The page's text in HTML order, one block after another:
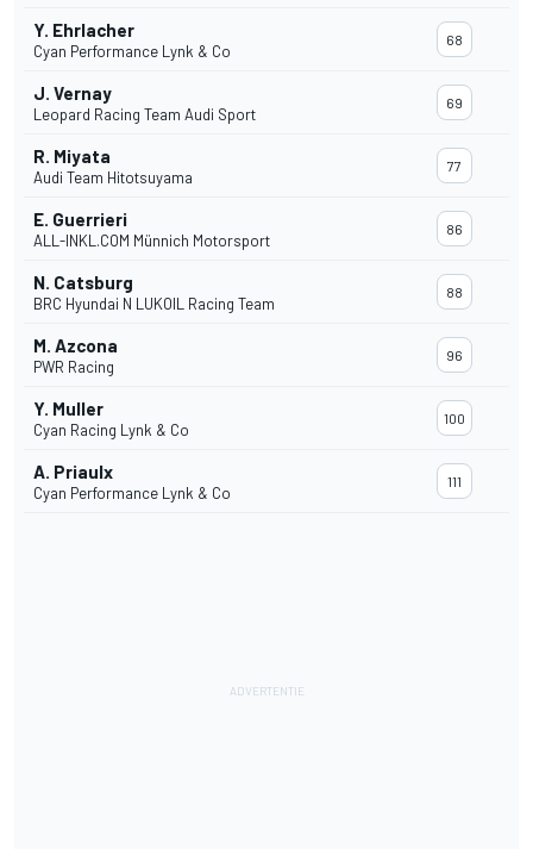
Y. Ehrlacher
Cyan Performance Lynk & Co
68
J. Vernay
Leopard Racing Team Audi Sport
69
R. Miyata
Audi Team Hitotsuyama
77
E. Guerrieri
ALL-INKL.COM Münnich Motorsport
86
N. Catsburg
BRC Hyundai N LUKOIL Racing Team
88
M. Azcona
PWR Racing
96
Y. Muller
Cyan Racing Lynk & Co
100
A. Priaulx
Cyan Performance Lynk & Co
111